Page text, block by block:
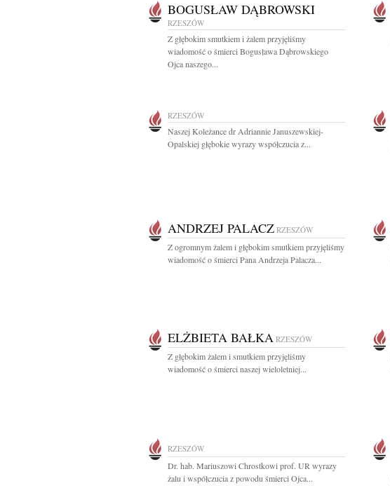
BOGUSŁAW DĄBROWSKI
RZESZÓW
Z głębokim smutkiem i żalem przyjęliśmy
wiadomość o śmierci Bogusława Dąbrowskiego
Ojca naszego...
RZESZÓW
Naszej Koleżance dr Adriannie Januszewskiej-
Opalskiej głębokie wyrazy współczucia z...
ANDRZEJ PALACZ RZESZÓW
Z ogromnym żalem i głębokim smutkiem przyjęliśmy
wiadomość o śmierci Pana Andrzeja Palacza...
ELŻBIETA BAŁKA RZESZÓW
Z głębokim żalem i smutkiem przyjęliśmy
wiadomość o śmierci naszej wieloletniej...
RZESZÓW
Dr. hab. Mariuszowi Chrostkowi prof. UR wyrazy
żalu i współczucia z powodu śmierci Ojca...